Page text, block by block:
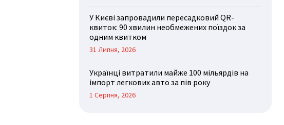
У Києві запровадили пересадковий QR-
квиток: 90 хвилин необмежених поїздок за
одним квитком
31 Липня, 2026
Українці витратили майже 100 мільярдів на
імпорт легкових авто за пів року
1 Серпня, 2026